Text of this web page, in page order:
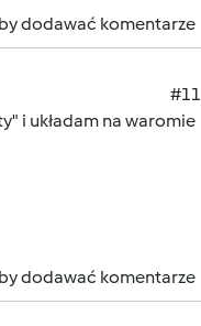
dodawać komentarze
#11
i układam na waromie
dodawać komentarze